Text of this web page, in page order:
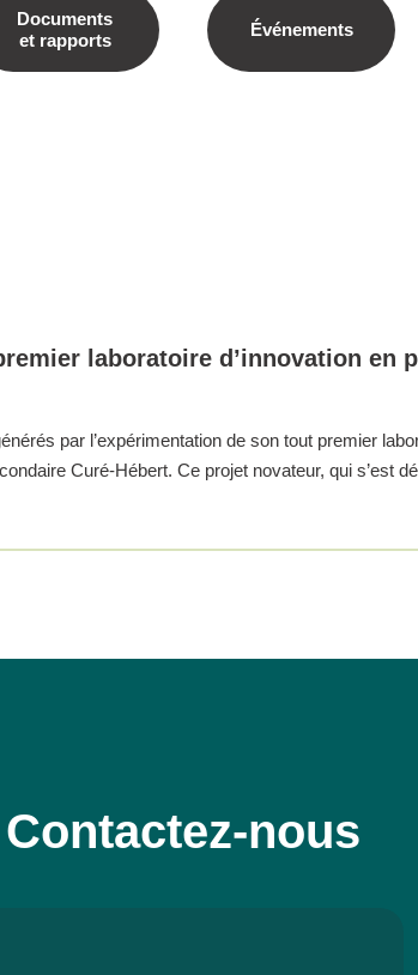
Documents
et rapports
Événements
laboratoire d’innovation en
par l’expérimentation de son tout premier
Curé-Hébert. Ce projet novateur, qui s’est
Contactez-nous